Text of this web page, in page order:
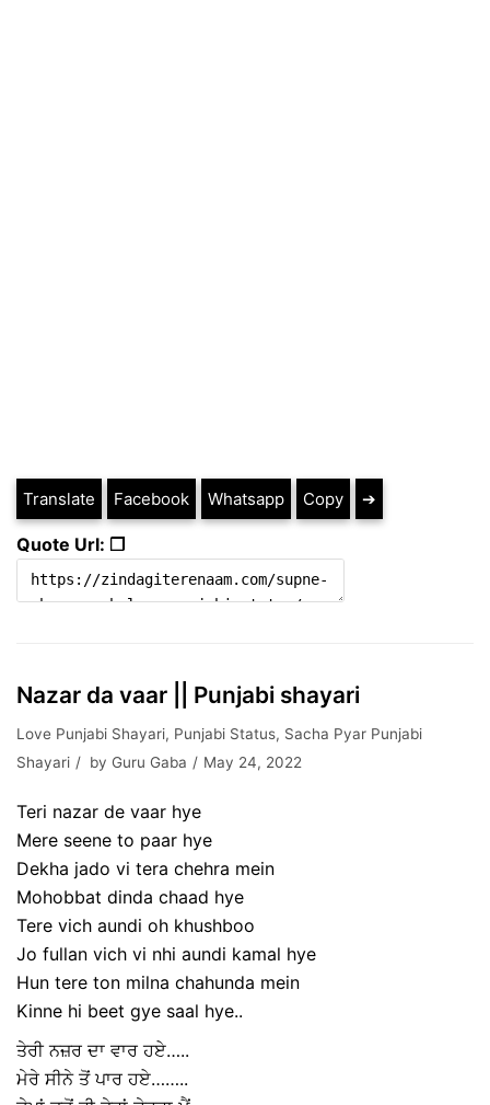
Translate Facebook Whatsapp Copy ➔
Quote Url: ❐
Nazar da vaar || Punjabi shayari
Love Punjabi Shayari, Punjabi Status, Sacha Pyar Punjabi
Shayari
by Guru Gaba May 24, 2022
Teri nazar de vaar hye
Mere seene to paar hye
Dekha jado vi tera chehra mein
Mohobbat dinda chaad hye
Tere vich aundi oh khushboo
Jo fullan vich vi nhi aundi kamal hye
Hun tere ton milna chahunda mein
Kinne hi beet gye saal hye..
ਤੇਰੀ ਨਜ਼ਰ ਦਾ ਵਾਰ ਹਏ…..
ਮੇਰੇ ਸੀਨੇ ਤੋਂ ਪਾਰ ਹਏ……..